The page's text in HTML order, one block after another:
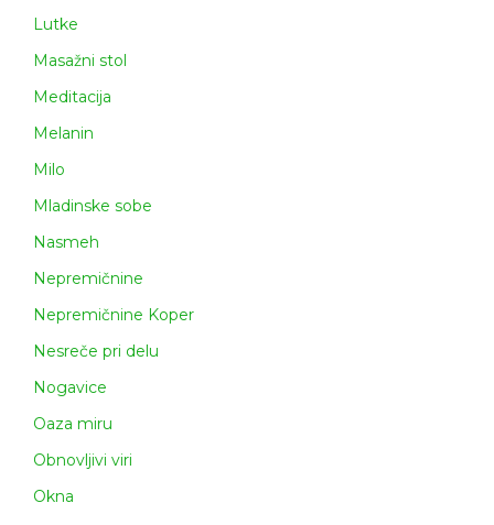
Lutke
Masažni stol
Meditacija
Melanin
Milo
Mladinske sobe
Nasmeh
Nepremičnine
Nepremičnine Koper
Nesreče pri delu
Nogavice
Oaza miru
Obnovljivi viri
Okna